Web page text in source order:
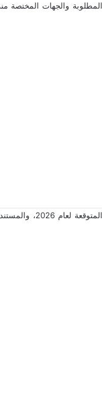
والجهات المختصة
في هذا الدليل العملي من عرب دويتشلاند،